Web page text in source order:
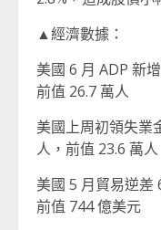
▲經濟數據：
美國 6 月 ADP 新
前值 26.7 萬人
美國上周初領失業
人，前值 23.6 萬人
美國 5 月貿易逆差
前值 744 億美元